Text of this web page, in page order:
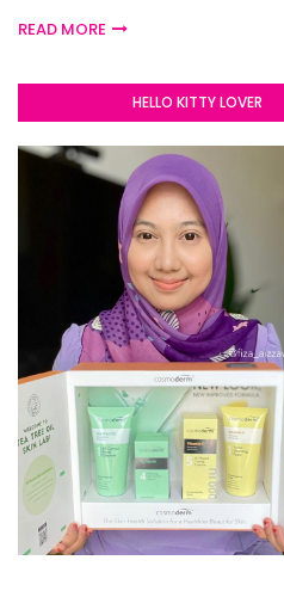
READ MORE
HELLO KITTY LOVER